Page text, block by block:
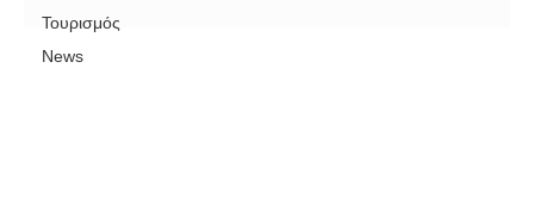
Τουρισμός
News